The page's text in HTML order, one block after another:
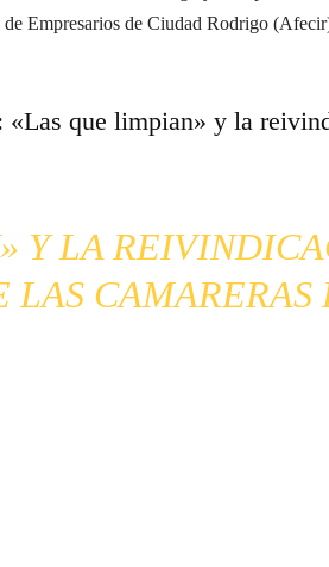
Empresarios de Ciudad Rodrigo
«Las que limpian» y la
Y LA
LAS CAMARERAS